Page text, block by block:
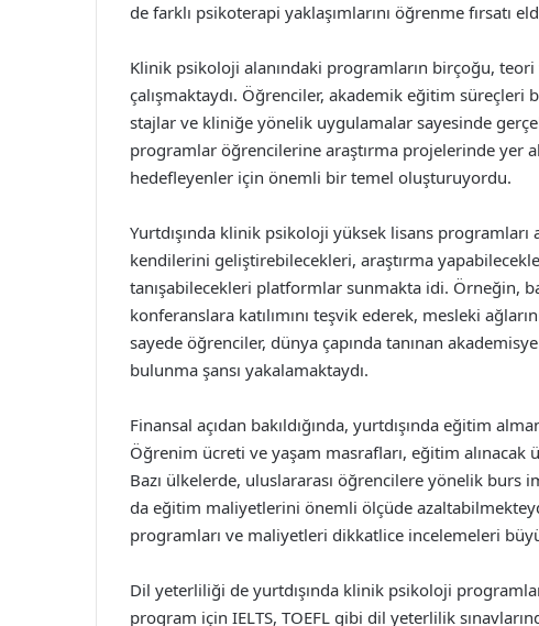
de farklı psikoterapi yaklaşımlarını öğrenme fırsatı
Klinik psikoloji alanındaki programların birçoğu,
çalışmaktaydı. Öğrenciler, akademik eğitim
stajlar ve kliniğe yönelik uygulamalar sayesinde
programlar öğrencilerine araştırma projelerinde yer
hedefleyenler için önemli bir temel oluşturuyordu.
Yurtdışında klinik psikoloji yüksek lisans
kendilerini geliştirebilecekleri, araştırma
tanışabilecekleri platformlar sunmakta idi. Örneğin,
konferanslara katılımını teşvik ederek, mesleki
sayede öğrenciler, dünya çapında tanınan
bulunma şansı yakalamaktaydı.
Finansal açıdan bakıldığında, yurtdışında eğitim
Öğrenim ücreti ve yaşam masrafları, eğitim alınacak
Bazı ülkelerde, uluslararası öğrencilere yönelik burs
da eğitim maliyetlerini önemli ölçüde
programları ve maliyetleri dikkatlice incelemeleri
Dil yeterliliği de yurtdışında klinik psikoloji
program için IELTS, TOEFL gibi dil yeterlilik